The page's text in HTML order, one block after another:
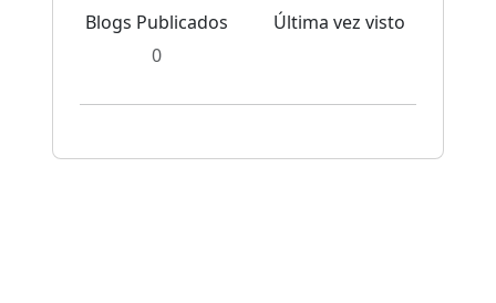
Blogs Publicados
0
Última vez visto